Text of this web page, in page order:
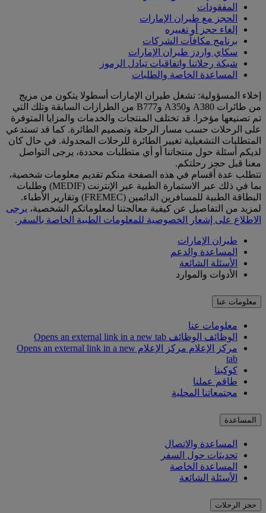
المفقودات
الحجز مع طيران الإمارات
إلغاء حجز أو تغييره
برنامج مكافآت الشركات
سكاي واردز طيران الإمارات
شبكة رحلاتنا واتفاقيات تبادل الرموز
المساعدة الخاصة والطلبات
إخلاء المسؤولية: تشغل طيران الإمارات أسطولا يتكون من مزيج
من طائرات A380 وA350 وB777 من الطرازات السابقة وتلك التي
تم تصنيعها مؤخرا. قد تختلف المنتجات والخدمات والمزايا المتوفرة
على الرحلات حسب مسار الرحلة وتصميم الطائرة. كما قد تستدعي
المتطلبات التشغيلية تغيير الطائرة للرحلات المجدولة. في حال كان
لديكم أسئلة حول منتجاتنا أو أي متطلبات محددة، يرجى التواصل
معنا قبل حجز رحلتكم.
تتطلب عدة أقسام في هذه الصفحة منكم تقديم معلومات شخصية،
بما في ذلك عبر الاستمارة الطبية عبر الإنترنت (MEDIF) وطلبات
البطاقة الطبية للمسافرين الدائمين (FREMEC) وتقارير الأطباء.
لمزيد من التفاصيل عن كيفية معالجتنا لمعلوماتكم الشخصية، يرجى
الاطلاع على إشعار الخصوصية للمعلومات الطبية الخاصة بالسفر .
طيران الإمارات
المساعدة والدعم
الأسئلة الشائعة
الأدوات والموارد
معلومات عنا
معلومات عنا
الوظائف الوظائف Opens an external link in a new tab
مركز الإعلام
مركز الإعلام Opens an external link in a new
tab
كوكبنا
طاقم عملنا
مجتمعاتنا المحلية
المساعدة
المساعدة والاتصال
تحديثات حول السفر
المساعدة الخاصة
الأسئلة الشائعة
حجز الرحلات